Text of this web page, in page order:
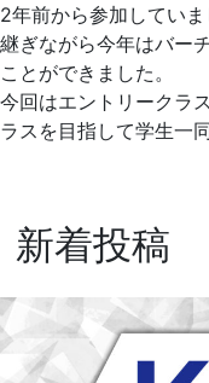
2年前から参加してい
継ぎながら今年はバー
ことができました。
今回はエントリークラ
ラスを目指して学生一
新着投稿